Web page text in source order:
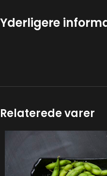
Yderligere
Relaterede varer